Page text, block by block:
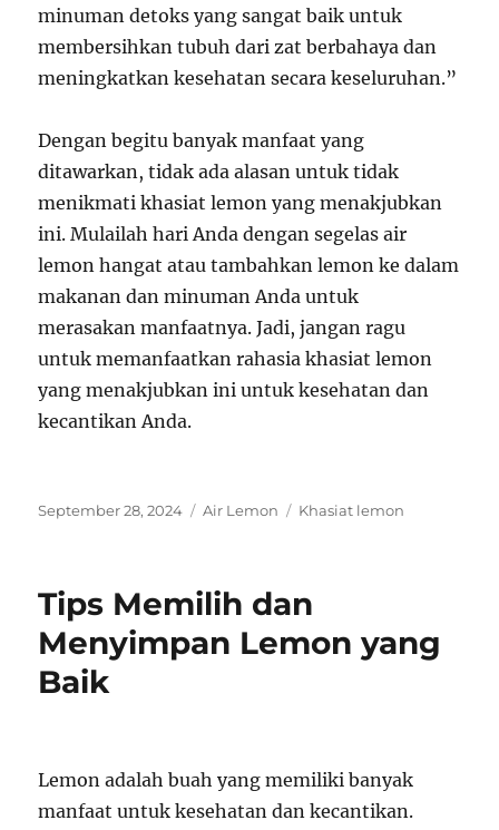
minuman detoks yang sangat baik untuk
membersihkan tubuh dari zat berbahaya dan
meningkatkan kesehatan secara keseluruhan.”
Dengan begitu banyak manfaat yang
ditawarkan, tidak ada alasan untuk tidak
menikmati khasiat lemon yang menakjubkan
ini. Mulailah hari Anda dengan segelas air
lemon hangat atau tambahkan lemon ke dalam
makanan dan minuman Anda untuk
merasakan manfaatnya. Jadi, jangan ragu
untuk memanfaatkan rahasia khasiat lemon
yang menakjubkan ini untuk kesehatan dan
kecantikan Anda.
Posted
September 28, 2024 Categories
Air Lemon Tags
Khasiat lemon
Tips Memilih dan
Menyimpan Lemon yang
Baik
Lemon adalah buah yang memiliki banyak
manfaat untuk kesehatan dan kecantikan.